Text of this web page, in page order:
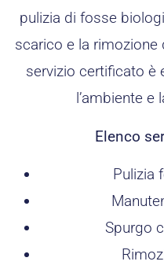
pulizia di fosse
scarico e la rimozione
servizio certificato è
l’ambiente e
Elenco
Pulizia
Spurgo